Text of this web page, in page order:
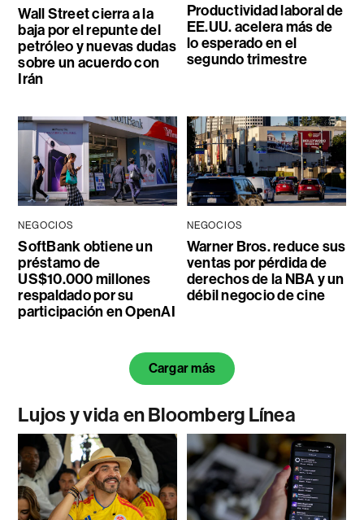
Wall Street cierra a la
baja por el repunte del
petróleo y nuevas dudas
sobre un acuerdo con
Irán
Productividad laboral de
EE.UU. acelera más de
lo esperado en el
segundo trimestre
NEGOCIOS
SoftBank obtiene un
préstamo de
US$10.000 millones
respaldado por su
participación en OpenAI
NEGOCIOS
Warner Bros. reduce sus
ventas por pérdida de
derechos de la NBA y un
débil negocio de cine
Cargar más
Lujos y vida en Bloomberg Línea